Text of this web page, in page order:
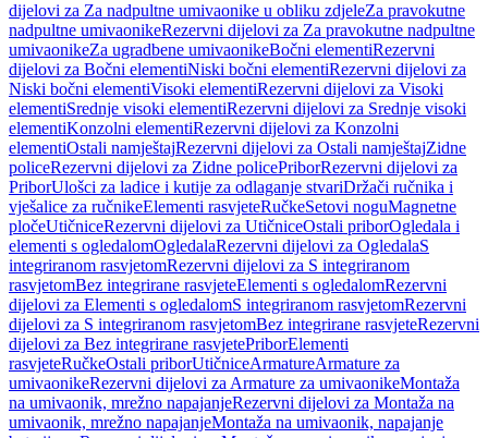
dijelovi za Za nadpultne umivaonike u obliku zdjeleZa pravokutne
nadpultne umivaonikeRezervni dijelovi za Za pravokutne nadpultne
umivaonikeZa ugradbene umivaonikeBočni elementiRezervni
dijelovi za Bočni elementiNiski bočni elementiRezervni dijelovi za
Niski bočni elementiVisoki elementiRezervni dijelovi za Visoki
elementiSrednje visoki elementiRezervni dijelovi za Srednje visoki
elementiKonzolni elementiRezervni dijelovi za Konzolni
elementiOstali namještajRezervni dijelovi za Ostali namještajZidne
policeRezervni dijelovi za Zidne policePriborRezervni dijelovi za
PriborUlošci za ladice i kutije za odlaganje stvariDržači ručnika i
vješalice za ručnikeElementi rasvjeteRučkeSetovi noguMagnetne
pločeUtičniceRezervni dijelovi za UtičniceOstali priborOgledala i
elementi s ogledalomOgledalaRezervni dijelovi za OgledalaS
integriranom rasvjetomRezervni dijelovi za S integriranom
rasvjetomBez integrirane rasvjeteElementi s ogledalomRezervni
dijelovi za Elementi s ogledalomS integriranom rasvjetomRezervni
dijelovi za S integriranom rasvjetomBez integrirane rasvjeteRezervni
dijelovi za Bez integrirane rasvjetePriborElementi
rasvjeteRučkeOstali priborUtičniceArmatureArmature za
umivaonikeRezervni dijelovi za Armature za umivaonikeMontaža
na umivaonik, mrežno napajanjeRezervni dijelovi za Montaža na
umivaonik, mrežno napajanjeMontaža na umivaonik, napajanje